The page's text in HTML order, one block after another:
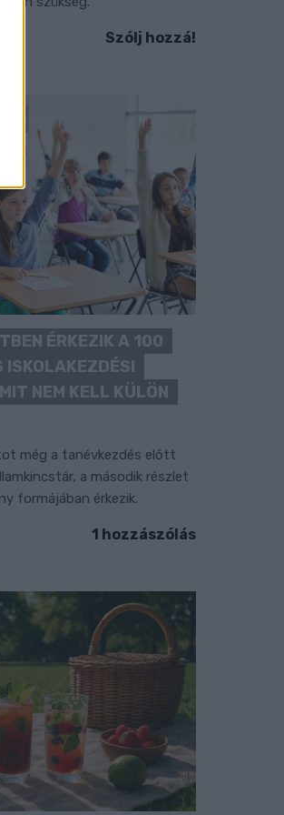
Szólj hozzá!
ÉRKEZIK A 100
ISKOLAKEZDÉSI
NEM KELL KÜLÖN
még a tanévkezdés előtt
a második részlet
formájában érkezik.
1 hozzászólás